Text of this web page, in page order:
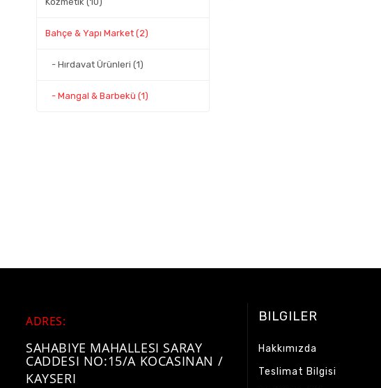
Bahçe & Yapı Market (2)
- Hırdavat Ürünleri (1)
- Mangal & Barbekü (1)
ADRES:
SAHABIYE MAHALLESI SARAY
CADDESI NO:15/A KOCASINAN /
KAYSERI
BILGILER
Hakkımızda
Teslimat Bilgisi